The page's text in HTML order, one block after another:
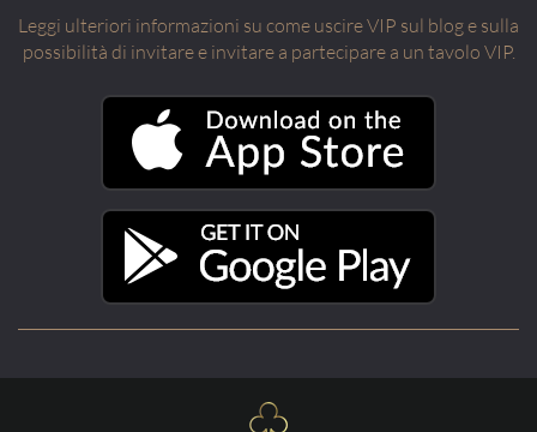
Leggi ulteriori informazioni su come uscire VIP sul blog e sulla
possibilità di invitare e invitare a partecipare a un tavolo VIP.